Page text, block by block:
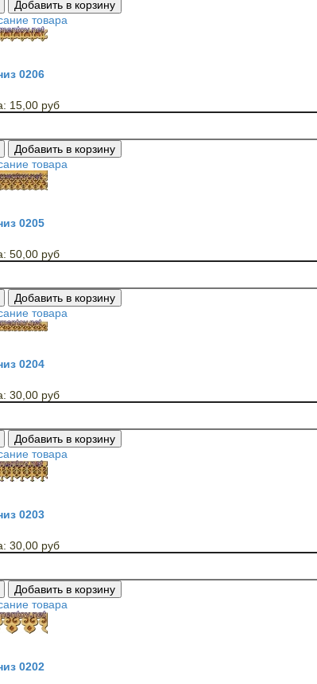
товара
0206
15,00 руб
товара
0205
50,00 руб
товара
0204
30,00 руб
товара
0203
30,00 руб
товара
0202